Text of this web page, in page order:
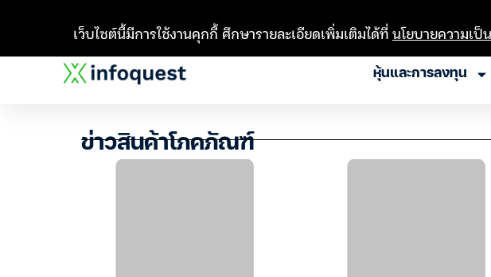
หุ้นและการลงทุน
ข่าวสินค้าโภคภัณฑ์
เว็บไซต์นี้มีการใช้งานคุกกี้ ศึกษารายละเอียดเพิ่มเติมได้ที่นโยบายความเป็